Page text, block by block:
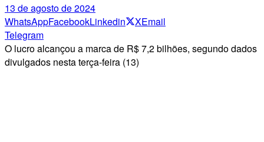
13 de agosto de 2024
WhatsAppFacebookLinkedin XEmail
Telegram
O lucro alcançou a marca de R$ 7,2 bilhões, segundo dados
divulgados nesta terça-feira (13)